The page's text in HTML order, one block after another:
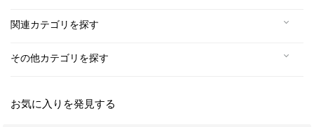
関連カテゴリを探す
その他カテゴリを探す
お気に入りを発見する